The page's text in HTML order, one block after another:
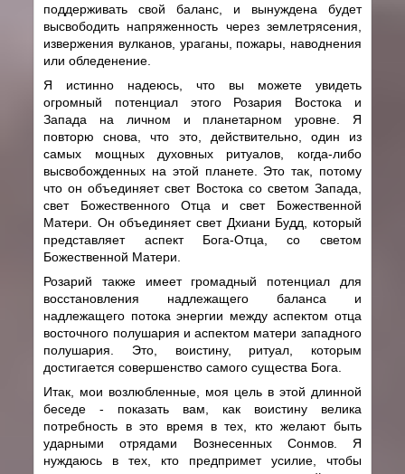
поддерживать свой баланс, и вынуждена будет
высвободить напряженность через землетрясения,
извержения вулканов, ураганы, пожары, наводнения
или обледенение.
Я истинно надеюсь, что вы можете увидеть
огромный потенциал этого Розария Востока и
Запада на личном и планетарном уровне. Я
повторю снова, что это, действительно, один из
самых мощных духовных ритуалов, когда-либо
высвобожденных на этой планете. Это так, потому
что он объединяет свет Востока со светом Запада,
свет Божественного Отца и свет Божественной
Матери. Он объединяет свет Дхиани Будд, который
представляет аспект Бога-Отца, со светом
Божественной Матери.
Розарий также имеет громадный потенциал для
восстановления надлежащего баланса и
надлежащего потока энергии между аспектом отца
восточного полушария и аспектом матери западного
полушария. Это, воистину, ритуал, которым
достигается совершенство самого существа Бога.
Итак, мои возлюбленные, моя цель в этой длинной
беседе - показать вам, как воистину велика
потребность в это время в тех, кто желают быть
ударными отрядами Вознесенных Сонмов. Я
нуждаюсь в тех, кто предпримет усилие, чтобы